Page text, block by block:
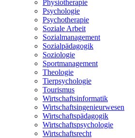
Physiotherapie
Psychologie
Psychotherapie
Soziale Arbeit
Sozialmanagement
Sozialpädagogik
Soziologie
Sportmanagement
Theologie
Tierpsychologie
Tourismus
Wirtschaftsinformatik
Wirtschaftsingenieurwesen
Wirtschaftspädagogik
Wirtschaftspsychologie
Wirtschaftsrecht